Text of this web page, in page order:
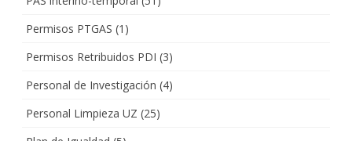
Permisos PTGAS (1)
Permisos Retribuidos PDI (3)
Personal de Investigación (4)
Personal Limpieza UZ (25)